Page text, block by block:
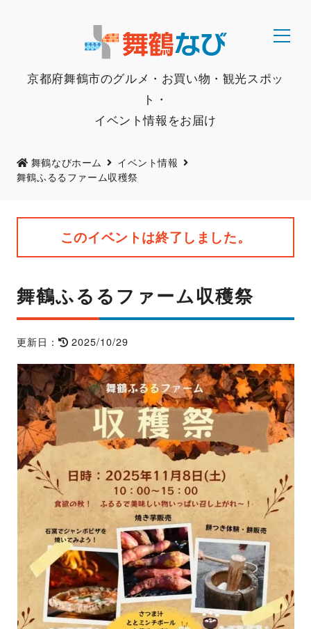
京都府舞鶴市のグルメ・お買い物・観光スポッ
ト・
イベント情報をお届け
舞鶴なびホーム
イベント情報
舞鶴ふるるファーム収穫祭
このイベントは終了しました。
舞鶴ふるるファーム収穫祭
更新日： 2025/10/29